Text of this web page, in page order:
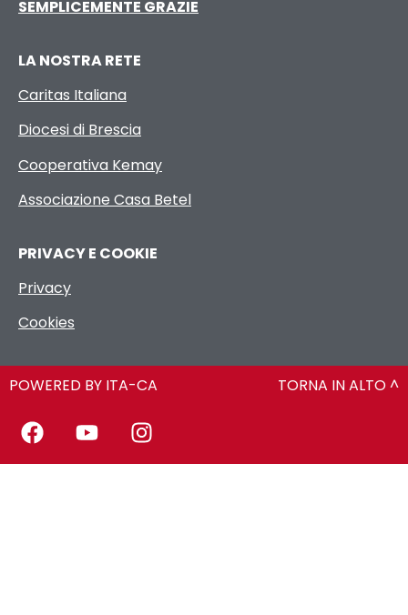
SEMPLICEMENTE GRAZIE
LA NOSTRA RETE
Caritas Italiana
Diocesi di Brescia
Cooperativa Kemay
Associazione Casa Betel
PRIVACY E COOKIE
Privacy
Cookies
POWERED BY ITA-CA TORNA IN ALTO ^